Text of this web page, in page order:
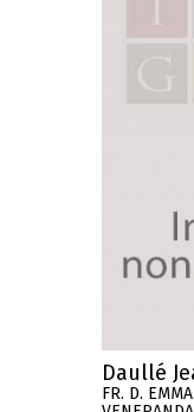
Daullé
FR. D.